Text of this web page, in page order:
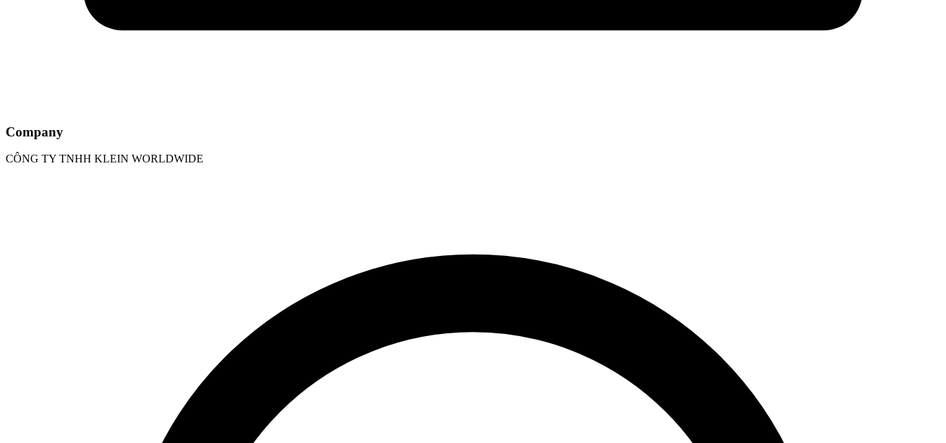
Company
CÔNG TY TNHH KLEIN WORLDWIDE